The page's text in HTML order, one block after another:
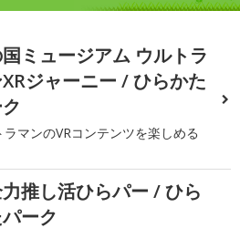
ミュージアム ウルトラ
ジャーニー / ひらかた
ラマンのVRコンテンツを楽しめる
力推し活ひらパー / ひら
ーク